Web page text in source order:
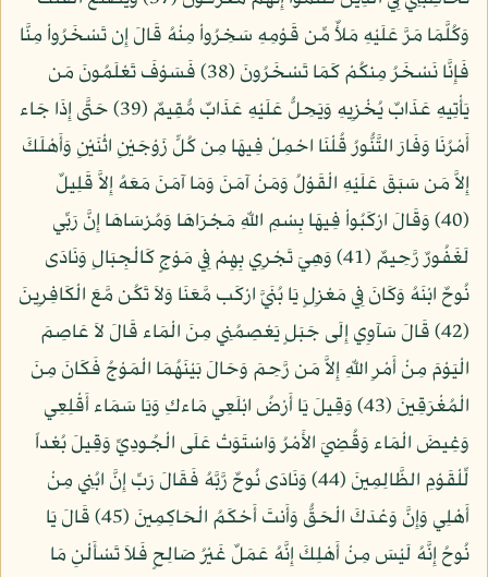
وَكُلَّمَا مَرَّ عَلَيْهِ مَلأٌ مِّن قَوْمِهِ سَخِرُواْ مِنْهُ قَالَ إِن تَسْخَرُواْ مِنَّا
فَإِنَّا نَسْخَرُ مِنكُمْ كَمَا تَسْخَرُونَ (38) فَسَوْفَ تَعْلَمُونَ مَن
يَأْتِيهِ عَذَابٌ يُخْزِيهِ وَيَحِلُّ عَلَيْهِ عَذَابٌ مُّقِيمٌ (39) حَتَّى إِذَا جَاء
أَمْرُنَا وَفَارَ التَّنُّورُ قُلْنَا احْمِلْ فِيهَا مِن كُلٍّ زَوْجَيْنِ اثْنَيْنِ وَأَهْلَكَ
إِلاَّ مَن سَبَقَ عَلَيْهِ الْقَوْلُ وَمَنْ آمَنَ وَمَا آمَنَ مَعَهُ إِلاَّ قَلِيلٌ
(40) وَقَالَ ارْكَبُواْ فِيهَا بِسْمِ اللّهِ مَجْرَاهَا وَمُرْسَاهَا إِنَّ رَبِّي
لَغَفُورٌ رَّحِيمٌ (41) وَهِيَ تَجْرِي بِهِمْ فِي مَوْجٍ كَالْجِبَالِ وَنَادَى
نُوحٌ ابْنَهُ وَكَانَ فِي مَعْزِلٍ يَا بُنَيَّ ارْكَب مَّعَنَا وَلاَ تَكُن مَّعَ الْكَافِرِينَ
(42) قَالَ سَآوِي إِلَى جَبَلٍ يَعْصِمُنِي مِنَ الْمَاء قَالَ لاَ عَاصِمَ
الْيَوْمَ مِنْ أَمْرِ اللّهِ إِلاَّ مَن رَّحِمَ وَحَالَ بَيْنَهُمَا الْمَوْجُ فَكَانَ مِنَ
الْمُغْرَقِينَ (43) وَقِيلَ يَا أَرْضُ ابْلَعِي مَاءكِ وَيَا سَمَاء أَقْلِعِي
وَغِيضَ الْمَاء وَقُضِيَ الأَمْرُ وَاسْتَوَتْ عَلَى الْجُودِيِّ وَقِيلَ بُعْداً
لِّلْقَوْمِ الظَّالِمِينَ (44) وَنَادَى نُوحٌ رَّبَّهُ فَقَالَ رَبِّ إِنَّ ابُنِي مِنْ
أَهْلِي وَإِنَّ وَعْدَكَ الْحَقُّ وَأَنتَ أَحْكَمُ الْحَاكِمِينَ (45) قَالَ يَا
نُوحُ إِنَّهُ لَيْسَ مِنْ أَهْلِكَ إِنَّهُ عَمَلٌ غَيْرُ صَالِحٍ فَلاَ تَسْأَلْنِ مَا